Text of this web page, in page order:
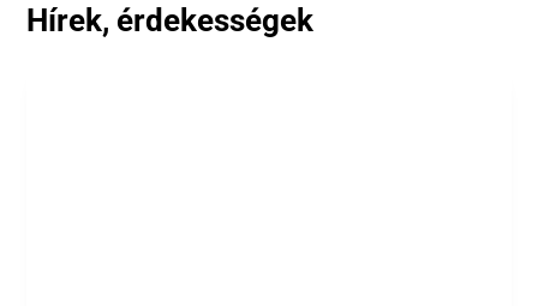
Hírek, érdekességek